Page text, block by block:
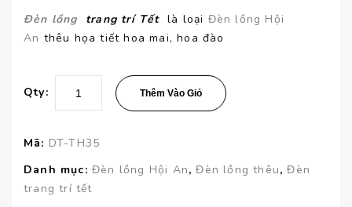
Đèn lồng trang trí Tết là loại Đèn lồng Hội
An thêu họa tiết hoa mai, hoa đào
Qty: Thêm Vào Giỏ
Mã: DT-TH35
Danh mục: Đèn lồng Hội An,Đèn lồng thêu,Đèn
trang trí tết